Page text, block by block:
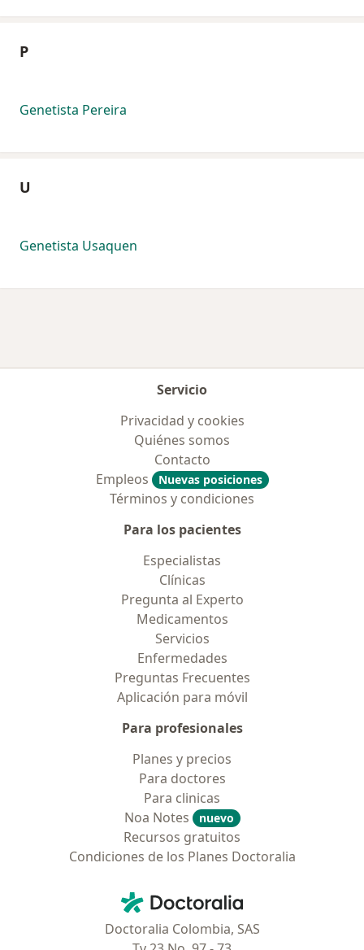
P
Genetista Pereira
U
Genetista Usaquen
Servicio
Privacidad y cookies
Quiénes somos
Contacto
Empleos
Nuevas posiciones
Términos y condiciones
Para los pacientes
Especialistas
Clínicas
Pregunta al Experto
Medicamentos
Servicios
Enfermedades
Preguntas Frecuentes
Aplicación para móvil
Para profesionales
Planes y precios
Para doctores
Para clinicas
Noa Notes
nuevo
Recursos gratuitos
Condiciones de los Planes Doctoralia
Doctoralia - Página de inicio
Doctoralia Colombia, SAS